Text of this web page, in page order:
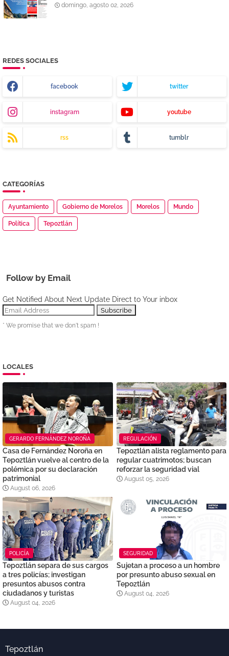
domingo, agosto 02, 2026
REDES SOCIALES
facebook twitter
instagram youtube
rss tumblr
CATEGORÍAS
Ayuntamiento Gobierno de Morelos Morelos Mundo
Política Tepoztlán
Follow by Email
Get Notified About Next Update Direct to Your inbox
* We promise that we don't spam !
LOCALES
GERARDO FERNÁNDEZ NOROÑA
Casa de Fernández Noroña en
Tepoztlán vuelve al centro de la
polémica por su declaración
patrimonial
August 06, 2026
REGULACIÓN
Tepoztlán alista reglamento para
regular cuatrimotos; buscan
reforzar la seguridad vial
August 05, 2026
POLICÍA
Tepoztlán separa de sus cargos
a tres policías; investigan
presuntos abusos contra
ciudadanos y turistas
August 04, 2026
SEGURIDAD
Sujetan a proceso a un hombre
por presunto abuso sexual en
Tepoztlán
August 04, 2026
Tepoztlán